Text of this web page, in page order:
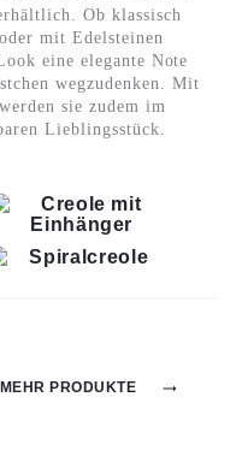
Ob klassisch
mit Edelsteinen
eine elegante Note
wegzudenken. Mit
sie zudem im
Lieblingsstück.
MEHR PRODUKTE